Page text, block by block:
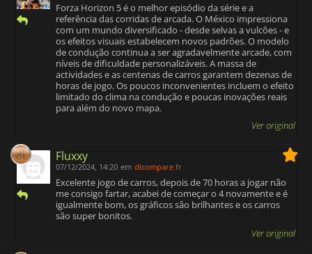
Forza Horizon 5 é o melhor episódio da série e a
referência das corridas de arcada. O México impressiona
com um mundo diversificado - desde selvas a vulcões - e
os efeitos visuais estabelecem novos padrões. O modelo
de condução continua a ser agradavelmente arcade, com
níveis de dificuldade personalizáveis. A massa de
actividades e as centenas de carros garantem dezenas de
horas de jogo. Os poucos inconvenientes incluem o efeito
limitado do clima na condução e poucas inovações reais
para além do novo mapa.
Ver original
Fluxxy
07/12/2024, 14:20 em dlcompare.fr
Excelente jogo de carros, depois de 70 horas a jogar não
me consigo fartar, acabei de começar o 4 novamente e é
igualmente bom, os gráficos são brilhantes e os carros
são super bonitos.
Ver original